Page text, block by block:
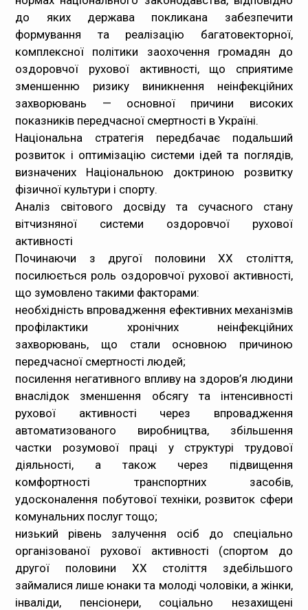
до яких держава покликана забезпечити
формування та реалізацію багатовекторної,
комплексної політики заохочення громадян до
оздоровчої рухової активності, що сприятиме
зменшенню ризику виникнення неінфекційних
захворювань — основної причини високих
показників передчасної смертності в Україні.
Національна стратегія передбачає подальший
розвиток і оптимізацію системи ідей та поглядів,
визначених Національною доктриною розвитку
фізичної культури і спорту.
Аналіз світового досвіду та сучасного стану
вітчизняної системи оздоровчої рухової
активності
Починаючи з другої половини XX століття,
посилюється роль оздоровчої рухової активності,
що зумовлено такими факторами:
необхідність впровадження ефективних механізмів
профілактики хронічних неінфекційних
захворювань, що стали основною причиною
передчасної смертності людей;
посилення негативного впливу на здоров’я людини
внаслідок зменшення обсягу та інтенсивності
рухової активності через впровадження
автоматизованого виробництва, збільшення
частки розумової праці у структурі трудової
діяльності, а також через підвищення
комфортності транспортних засобів,
удосконалення побутової техніки, розвиток сфери
комунальних послуг тощо;
низький рівень залучення осіб до спеціально
організованої рухової активності (спортом до
другої половини XX століття здебільшого
займалися лише юнаки та молоді чоловіки, а жінки,
інваліди, пенсіонери, соціально незахищені